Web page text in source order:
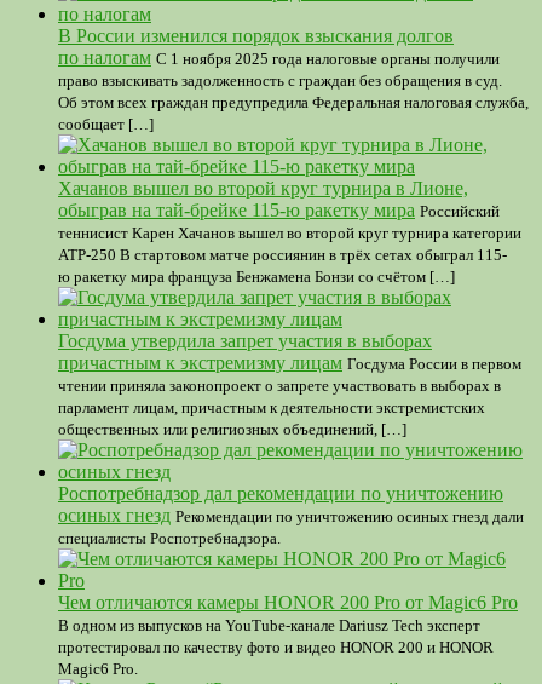
В России изменился порядок взыскания долгов
по налогам С 1 ноября 2025 года налоговые органы получили
право взыскивать задолженность с граждан без обращения в суд.
Об этом всех граждан предупредила Федеральная налоговая служба,
сообщает […]
Хачанов вышел во второй круг турнира в Лионе,
обыграв на тай-брейке 115-ю ракетку мира Российский
теннисист Карен Хачанов вышел во второй круг турнира категории
ATP-250 В стартовом матче россиянин в трёх сетах обыграл 115-
ю ракетку мира француза Бенжамена Бонзи со счётом […]
Госдума утвердила запрет участия в выборах
причастным к экстремизму лицам Госдума России в первом
чтении приняла законопроект о запрете участвовать в выборах в
парламент лицам, причастным к деятельности экстремистских
общественных или религиозных объединений, […]
Роспотребнадзор дал рекомендации по уничтожению
осиных гнезд Рекомендации по уничтожению осиных гнезд дали
специалисты Роспотребнадзора.
Чем отличаются камеры HONOR 200 Pro от Magic6 Pro
В одном из выпусков на YouTube-канале Dariusz Tech эксперт
протестировал по качеству фото и видео HONOR 200 и HONOR
Magic6 Pro.